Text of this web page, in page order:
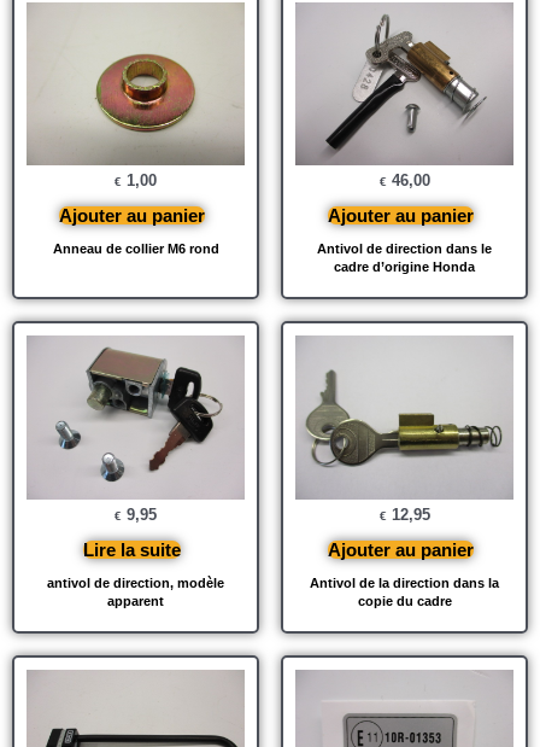
Anneau de collier M6 rond
€ 1,00
Ajouter au panier
Antivol de direction dans le
cadre d’origine Honda
€ 46,00
Ajouter au panier
antivol de direction, modèle
apparent
€ 9,95
Lire la suite
Antivol de la direction dans la
copie du cadre
€ 12,95
Ajouter au panier